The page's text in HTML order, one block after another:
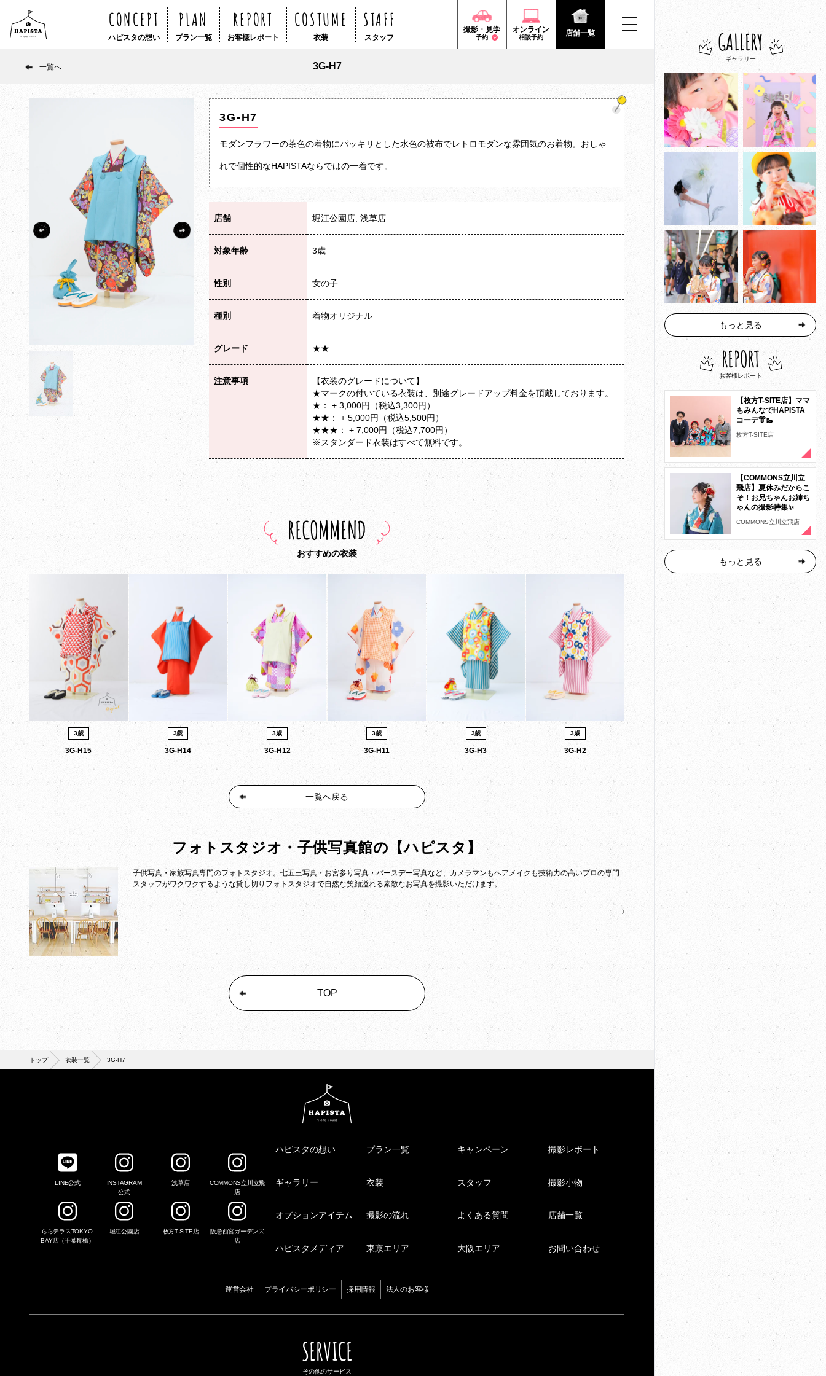
CONCEPT
ハピスタの想い
PLAN
プラン一覧
REPORT
お客様レポート
COSTUME
衣装
STAFF
スタッフ
撮影・見学
予約
オンライン
相談予約 店舗一覧
一覧へ 3G-H7
3G-H7
モダンフラワーの茶色の着物にパッキリとした水色の被布でレトロモダンな雰囲気のお着物。おしゃ
れで個性的なHAPISTAならではの一着です。
店舗 堀江公園店, 浅草店
対象年齢 3歳
性別 女の子
種別 着物オリジナル
グレード ★★
注意事項
【衣装のグレードについて】
★マークの付いている衣装は、別途グレードアップ料金を頂戴しております。
★： + 3,000円（税込3,300円）
★★： + 5,000円（税込5,500円）
★★★： + 7,000円（税込7,700円）
※スタンダード衣装はすべて無料です。
RECOMMEND
おすすめの衣装
3歳
3G-H15
3歳
3G-H14
3歳
3G-H12
3歳
3G-H11
3歳
3G-H3
3歳
3G-H2
一覧へ戻る
フォトスタジオ・子供写真館の 【ハピスタ】
子供写真・家族写真専門のフォトスタジオ。七五三写真・お宮参り写真・バースデー写真など、カメラマンもヘアメイクも技術力の高いプロの専門
スタッフがワクワクするような貸し切りフォトスタジオで自然な笑顔溢れる素敵なお写真を撮影いただけます。
TOP
トップ 衣装一覧 3G-H7
ハピスタの想い プラン一覧 キャンペーン 撮影レポート
ギャラリー 衣装 スタッフ 撮影小物
オプションアイテム 撮影の流れ よくある質問 店舗一覧
ハピスタメディア 東京エリア 大阪エリア お問い合わせ
LINE公式
INSTAGRAM
公式
浅草店
COMMONS立川立飛
店
ららテラスTOKYO-
BAY店（千葉船橋）
堀江公園店 枚方T-SITE店
阪急西宮ガーデンズ
店
運営会社 プライバシーポリシー 採用情報 法人のお客様
SERVICE
その他のサービス
GALLERY
ギャラリー
もっと見る
REPORT
お客様レポート
【枚方T-SITE店】ママ
もみんなでHAPISTA
コーデ👘🥾
枚方T-SITE店
【COMMONS立川立
飛店】夏休みだからこ
そ！お兄ちゃんお姉ち
ゃんの撮影特集✨
COMMONS立川立飛店
もっと見る